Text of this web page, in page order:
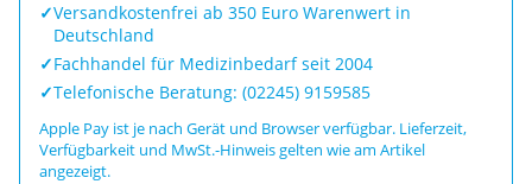
✓Versandkostenfrei ab 350 Euro Warenwert in
Deutschland
✓Fachhandel für Medizinbedarf seit 2004
✓Telefonische Beratung: (02245) 9159585
Apple Pay ist je nach Gerät und Browser verfügbar. Lieferzeit,
Verfügbarkeit und MwSt.-Hinweis gelten wie am Artikel
angezeigt.